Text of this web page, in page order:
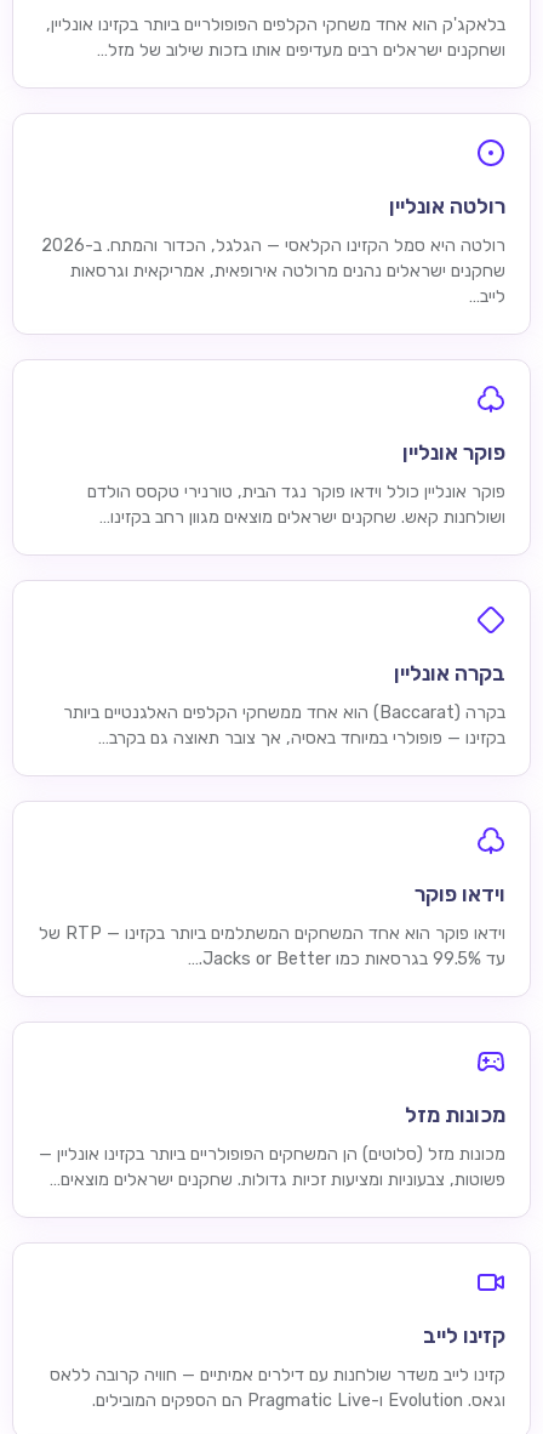
בלאקג'ק הוא אחד משחקי הקלפים הפופולריים ביותר בקזינו אונליין,
ושחקנים ישראלים רבים מעדיפים אותו בזכות שילוב של מזל…
רולטה אונליין
רולטה היא סמל הקזינו הקלאסי — הגלגל, הכדור והמתח. ב-2026
שחקנים ישראלים נהנים מרולטה אירופאית, אמריקאית וגרסאות
לייב…
פוקר אונליין
פוקר אונליין כולל וידאו פוקר נגד הבית, טורנירי טקסס הולדם
ושולחנות קאש. שחקנים ישראלים מוצאים מגוון רחב בקזינו…
בקרה אונליין
בקרה (Baccarat) הוא אחד ממשחקי הקלפים האלגנטיים ביותר
בקזינו — פופולרי במיוחד באסיה, אך צובר תאוצה גם בקרב…
וידאו פוקר
וידאו פוקר הוא אחד המשחקים המשתלמים ביותר בקזינו — RTP של
עד 99.5% בגרסאות כמו Jacks or Better.…
מכונות מזל
מכונות מזל (סלוטים) הן המשחקים הפופולריים ביותר בקזינו אונליין —
פשוטות, צבעוניות ומציעות זכיות גדולות. שחקנים ישראלים מוצאים…
קזינו לייב
קזינו לייב משדר שולחנות עם דילרים אמיתיים — חוויה קרובה ללאס
וגאס. Evolution ו-Pragmatic Live הם הספקים המובילים.